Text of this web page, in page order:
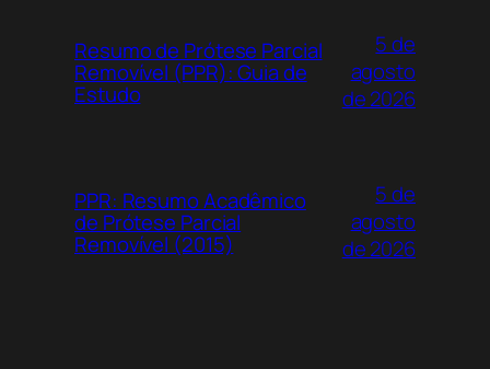
Resumo de Prótese Parcial
Removível (PPR): Guia de
Estudo
5 de
agosto
de 2026
PPR: Resumo Acadêmico
de Prótese Parcial
Removível (2015)
5 de
agosto
de 2026